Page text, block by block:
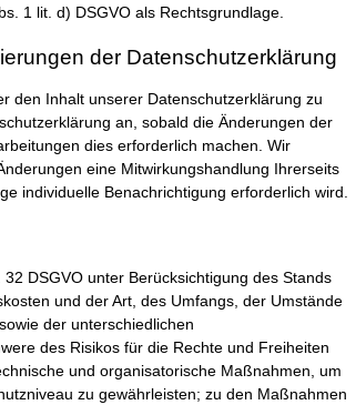
1 lit. d) DSGVO als Rechtsgrundlage.
der Datenschutzerklärung
den Inhalt unserer Datenschutzerklärung zu
an, sobald die Änderungen der
dies erforderlich machen. Wir
eine Mitwirkungshandlung Ihrerseits
individuelle Benachrichtigung erforderlich wird.
DSGVO unter Berücksichtigung des Stands
und der Art, des Umfangs, der Umstände
der unterschiedlichen
des Risikos für die Rechte und Freiheiten
und organisatorische Maßnahmen, um
zu gewährleisten; zu den Maßnahmen